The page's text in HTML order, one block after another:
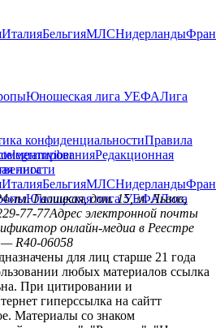
ИталияБельгияМЛСНидерланды
Юношеская лига УЕФАЛига
конфиденциальностиПравила
Редакционная
telegramviber
лига
ИталияБельгияМЛСНидерланды
Юношеская лига УЕФАЛига
пл. Галицкая, дом. 15, м. Львов,
77-77Адрес электронной почты
онлайн-медиа в Реестре
— R40-06058
для лиц старше 21 года
любых материалов ссылка
При цитировании и
гиперссылка на сайтт
Материалы со знаком